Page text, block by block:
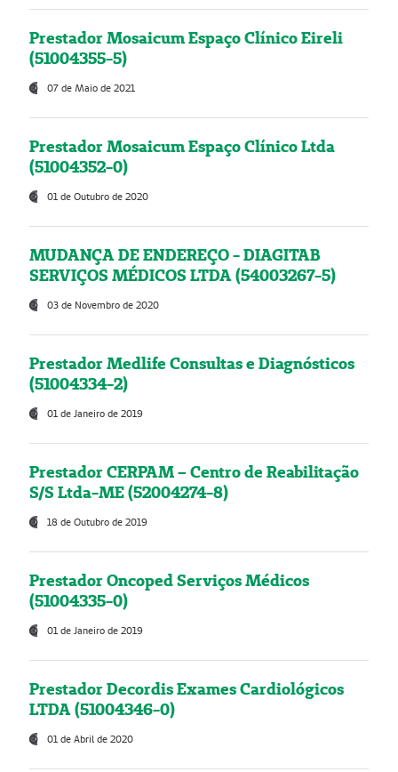
Prestador Mosaicum Espaço Clínico Eireli
(51004355-5)
07 de Maio de 2021
Prestador Mosaicum Espaço Clínico Ltda
(51004352-0)
01 de Outubro de 2020
MUDANÇA DE ENDEREÇO - DIAGITAB
SERVIÇOS MÉDICOS LTDA (54003267-5)
03 de Novembro de 2020
Prestador Medlife Consultas e Diagnósticos
(51004334-2)
01 de Janeiro de 2019
Prestador CERPAM – Centro de Reabilitação
S/S Ltda-ME (52004274-8)
18 de Outubro de 2019
Prestador Oncoped Serviços Médicos
(51004335-0)
01 de Janeiro de 2019
Prestador Decordis Exames Cardiológicos
LTDA (51004346-0)
01 de Abril de 2020